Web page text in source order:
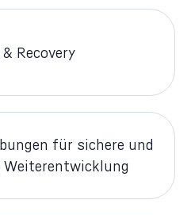
Recovery
für sichere und
Weiterentwicklung